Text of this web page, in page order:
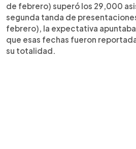
de febrero) superó los 29,000
segunda tanda de presentaciones
febrero), la expectativa
que esas fechas fueron
su totalidad.